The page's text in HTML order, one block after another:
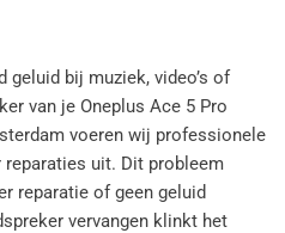
geluid bij muziek, video’s of
van je Oneplus Ace 5 Pro
voeren wij professionele
reparaties uit. Dit probleem
reparatie of geen geluid
vervangen klinkt het